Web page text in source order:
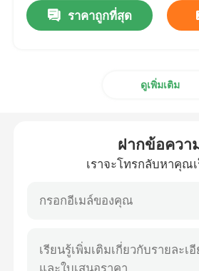
ราคาถูกที่สุด
ดูเพิ่มเติม
ฝากข้อควา
เราจะโทรกลับหาคุณเ